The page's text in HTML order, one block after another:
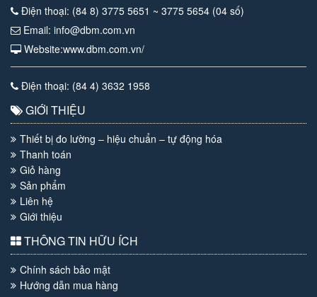
Điện thoại: (84 8) 3775 5651 ~ 3775 5654 (04 số)
Email: info@dbm.com.vn
Website:www.dbm.com.vn/
Điện thoại: (84 4) 3632 1958
GIỚI THIỆU
Thiết bị đo lường – hiệu chuẩn – tự động hóa
Thanh toán
Giỏ hàng
Sản phẩm
Liên hệ
Giới thiệu
THÔNG TIN HỮU ÍCH
Chính sách bảo mật
Hướng dẫn mua hàng